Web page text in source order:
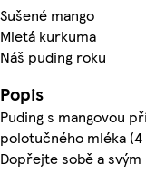
Sušené mango
Mletá kurkuma
Náš puding roku
Popis
Puding s mangovou
polotučného mléka
Dopřejte sobě a